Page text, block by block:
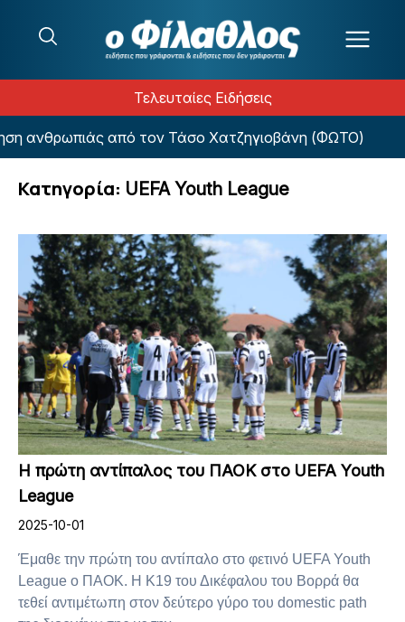
Τελευταίες Ειδήσεις
από τον Τάσο Χατζηγιοβάνη (ΦΩΤΟ) «Η
Κατηγορία: UEFA Youth League
Η πρώτη αντίπαλος του ΠΑΟΚ στο UEFA Youth
League
2025-10-01
Έμαθε την πρώτη του αντίπαλο στο φετινό UEFA Youth
League ο ΠΑΟΚ. Η Κ19 του Δικέφαλου του Βορρά θα
τεθεί αντιμέτωπη στον δεύτερο γύρο του domestic path